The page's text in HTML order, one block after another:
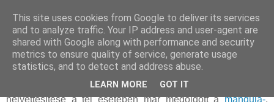
kedd, november 13, 2012
Ghí (tisztított vaj) készítése
Egy ideje nálunk is mellőzni kell a tejtermékeket, amelynek
helyettesítése a tej esetében már megoldott amandula-,
This site uses cookies from Google to deliver its services
and to analyze traffic. Your IP address and user-agent are
shared with Google along with performance and security
metrics to ensure quality of service, generate usage
statistics, and to detect and address abuse.
LEARN MORE GOT IT